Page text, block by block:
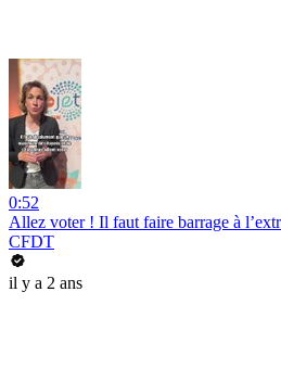
0:52
Allez voter ! Il faut faire barrage à
CFDT
il y a 2 ans